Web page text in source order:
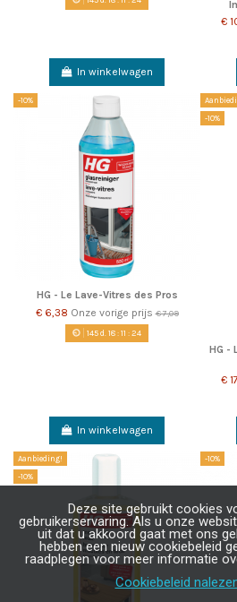
In winkelwagen
€
-10%
HG - Le Lave-Vitres des Pros
€ 6,38 Onze vorige prijs€ 7,09
145d. 18:11 :22
In winkelwagen
-10%
HG -
€
Aanbieding!
-10%
-10%
Deze site gebruikt cookies
gebruikerservaring. Als u onze
uit dat u akkoord gaat met ons
hebben een nieuw cookiebeleid
raadplegen voor meer informatie
Cookiebeleid